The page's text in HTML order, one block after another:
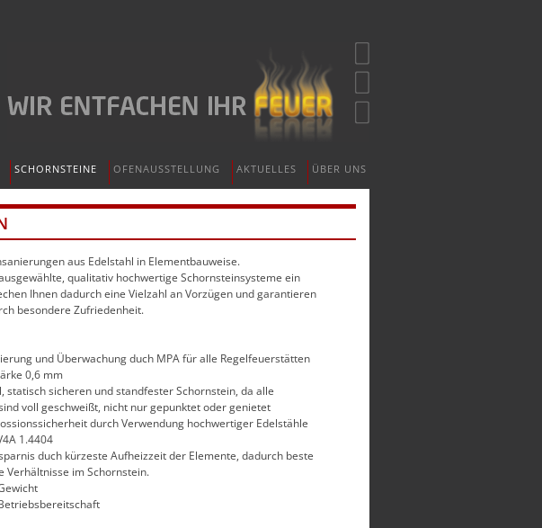
SCHORNSTEINE OFENAUSSTELLUNG AKTUELLES ÜBER UNS
aus Edelstahl in Elementbauweise.
qualitativ hochwertige Schornsteinsysteme ein
Ihnen dadurch eine Vielzahl an Vorzügen und garantieren
besondere Zufriedenheit.
und Überwachung duch MPA für alle Regelfeuerstätten
0,6 mm
statisch sicheren und standfester Schornstein, da alle
voll geschweißt, nicht nur gepunktet oder genietet
durch Verwendung hochwertiger Edelstähle
1.4404
duch kürzeste Aufheizzeit der Elemente, dadurch beste
Verhältnisse im Schornstein.